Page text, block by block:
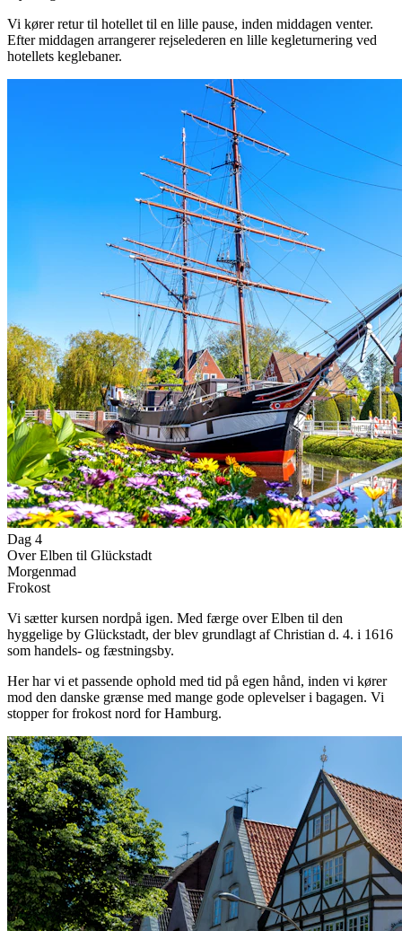
Vi kører retur til hotellet til en lille pause, inden middagen venter.
Efter middagen arrangerer rejselederen en lille kegleturnering ved
hotellets keglebaner.
Dag 4
Over Elben til Glückstadt
Morgenmad
Frokost
Vi sætter kursen nordpå igen. Med færge over Elben til den
hyggelige by Glückstadt, der blev grundlagt af Christian d. 4. i 1616
som handels- og fæstningsby.
Her har vi et passende ophold med tid på egen hånd, inden vi kører
mod den danske grænse med mange gode oplevelser i bagagen. Vi
stopper for frokost nord for Hamburg.